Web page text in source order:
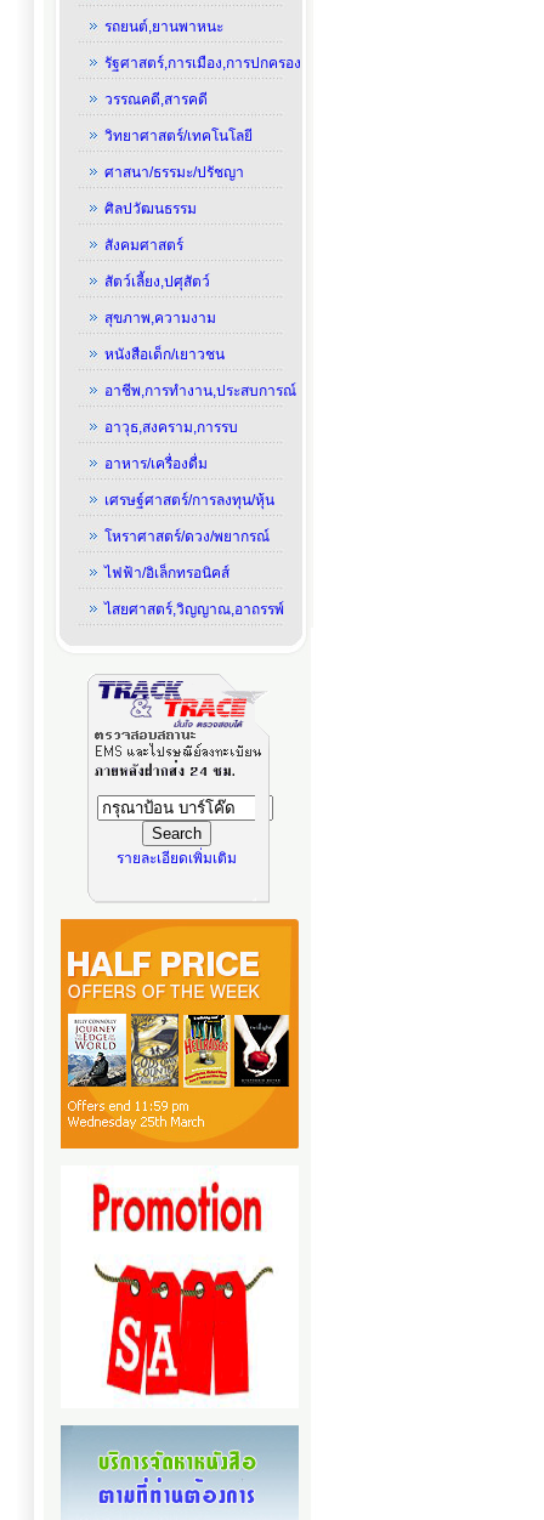
รถยนต์,ยานพาหนะ
รัฐศาสตร์,การเมือง,การปกครอง
วรรณคดี,สารคดี
วิทยาศาสตร์/เทคโนโลยี
ศาสนา/ธรรมะ/ปรัชญา
ศิลปวัฒนธรรม
สังคมศาสตร์
สัตว์เลี้ยง,ปศุสัตว์
สุขภาพ,ความงาม
หนังสือเด็ก/เยาวชน
อาชีพ,การทำงาน,ประสบการณ์
อาวุธ,สงคราม,การรบ
อาหาร/เครื่องดื่ม
เศรษฐ์ศาสตร์/การลงทุน/หุ้น
โหราศาสตร์/ดวง/พยากรณ์
ไฟฟ้า/อิเล็กทรอนิคส์
ไสยศาสตร์,วิญญาณ,อาถรรพ์
รายละเอียดเพิ่มเติม